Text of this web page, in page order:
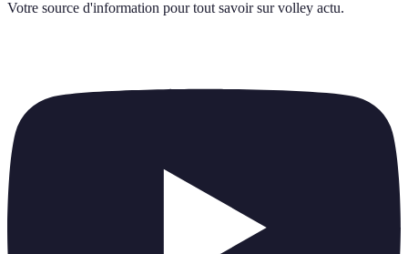
Votre source d'information pour tout savoir sur volley actu.